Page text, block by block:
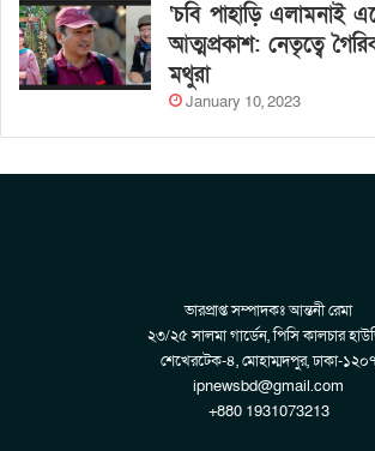
‘চবি পাহাড়ি এলামনাই
আত্মপ্রকাশ: নেতৃত্বে
মথুরা
January 10, 2023
ভারপ্রাপ্ত সম্পাদকঃ আন্তনী রেমা
২৩/২৫ সালমা গার্ডেন, পিসি কালচার
শেখেরটেক-৪, মোহাম্মদপুর, ঢাকা-
ipnewsbd@gmail.com
+880 1931073213